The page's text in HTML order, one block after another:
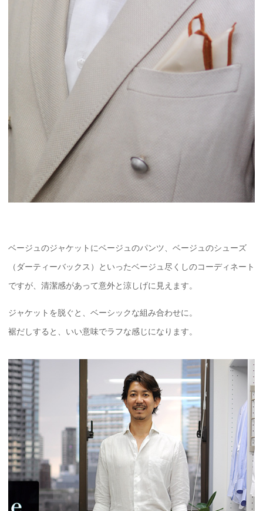
ベージュのジャケットにベージュのパンツ、ベージュのシューズ
（ダーティーバックス）といったベージュ尽くしのコーディネート
ですが、清潔感があって意外と涼しげに見えます。
ジャケットを脱ぐと、ベーシックな組み合わせに。
裾だしすると、いい意味でラフな感じになります。